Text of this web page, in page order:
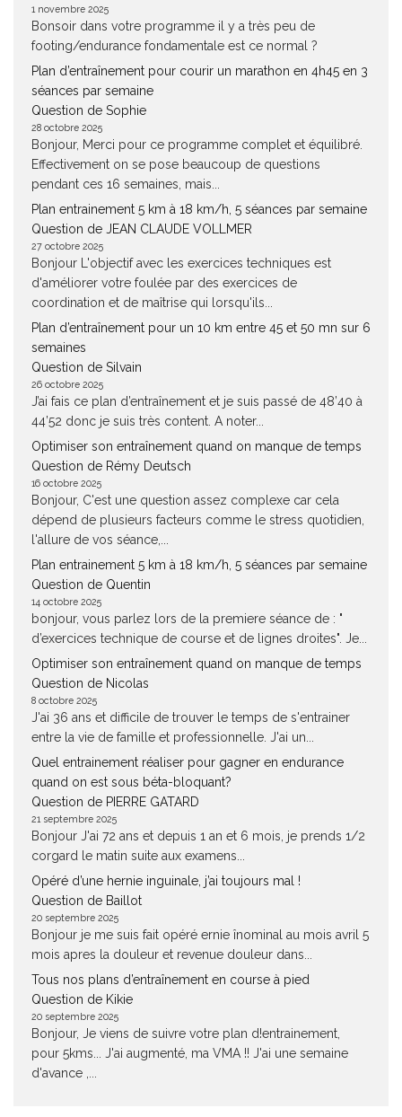
1 novembre 2025
Bonsoir dans votre programme il y a très peu de
footing/endurance fondamentale est ce normal ?
Plan d’entraînement pour courir un marathon en 4h45 en 3
séances par semaine
Question de Sophie
28 octobre 2025
Bonjour, Merci pour ce programme complet et équilibré.
Effectivement on se pose beaucoup de questions
pendant ces 16 semaines, mais...
Plan entrainement 5 km à 18 km/h, 5 séances par semaine
Question de JEAN CLAUDE VOLLMER
27 octobre 2025
Bonjour L'objectif avec les exercices techniques est
d'améliorer votre foulée par des exercices de
coordination et de maîtrise qui lorsqu'ils...
Plan d’entraînement pour un 10 km entre 45 et 50 mn sur 6
semaines
Question de Silvain
26 octobre 2025
J’ai fais ce plan d’entraînement et je suis passé de 48’40 à
44’52 donc je suis très content. A noter...
Optimiser son entraînement quand on manque de temps
Question de Rémy Deutsch
16 octobre 2025
Bonjour, C'est une question assez complexe car cela
dépend de plusieurs facteurs comme le stress quotidien,
l'allure de vos séance,...
Plan entrainement 5 km à 18 km/h, 5 séances par semaine
Question de Quentin
14 octobre 2025
bonjour, vous parlez lors de la premiere séance de : "
d’exercices technique de course et de lignes droites". Je...
Optimiser son entraînement quand on manque de temps
Question de Nicolas
8 octobre 2025
J'ai 36 ans et difficile de trouver le temps de s'entrainer
entre la vie de famille et professionnelle. J'ai un...
Quel entrainement réaliser pour gagner en endurance
quand on est sous béta-bloquant?
Question de PIERRE GATARD
21 septembre 2025
Bonjour J'ai 72 ans et depuis 1 an et 6 mois, je prends 1/2
corgard le matin suite aux examens...
Opéré d’une hernie inguinale, j’ai toujours mal !
Question de Baillot
20 septembre 2025
Bonjour je me suis fait opéré ernie înominal au mois avril 5
mois apres la douleur et revenue douleur dans...
Tous nos plans d’entraînement en course à pied
Question de Kikie
20 septembre 2025
Bonjour, Je viens de suivre votre plan d!entrainement,
pour 5kms... J'ai augmenté, ma VMA !! J'ai une semaine
d'avance ,...